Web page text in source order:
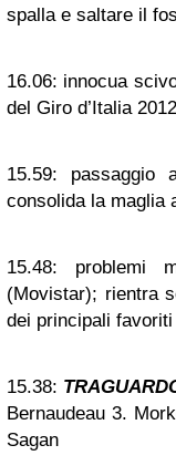
spalla e saltare il
16.06: innocua
del Giro d’Italia
15.59: passaggio
consolida la maglia
15.48: problemi
(Movistar); rientra
dei principali
15.38:
Bernaudeau 3.
Sagan